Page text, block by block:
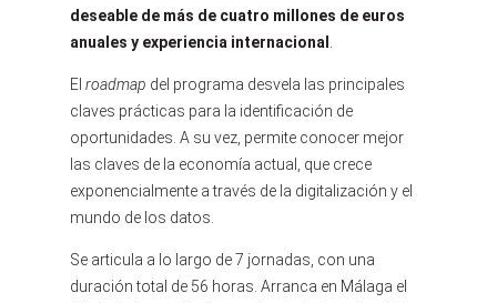
deseable de más de cuatro millones de euros
anuales y experiencia internacional
El roadmap del programa desvela las principales
claves prácticas para la identificación de
oportunidades. A su vez, permite conocer mejor
las claves de la economía actual, que crece
exponencialmente a través de la digitalización y el
mundo de los datos.
Se articula a lo largo de 7 jornadas, con una
duración total de 56 horas. Arranca en Málaga el